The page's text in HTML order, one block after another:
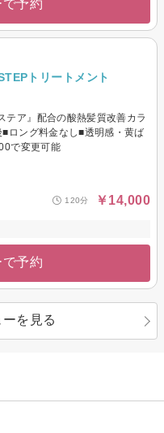
で予約
トリートメント
テア』配合の酸熱髪質改善カラ
ロング料金なし■透明感・黄ば
で変更可能
120分 ￥14,000
で予約
を見る